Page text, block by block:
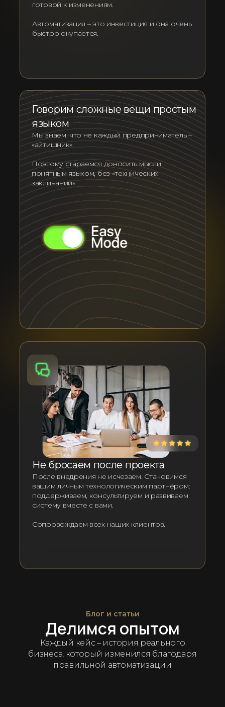
Не бросаем после проекта
После внедрения не исчезаем. Становимся
вашим личным технологическим партнёром:
поддерживаем, консультируем и развиваем
систему вместе с вами.
Сопровождаем всех наших клиентов.
готовой к изменениям.
Автоматизация – это инвестиция и она очень
быстро окупается.
Говорим сложные вещи простым
языком
Мы знаем, что не каждый предприниматель –
«айтишник».
Поэтому стараемся доносить мысли
понятным языком, без «технических
заклинаний».
Блог и статьи
Делимся опытом
Каждый кейс – история реального
бизнеса, который изменился благодаря
правильной автоматизации